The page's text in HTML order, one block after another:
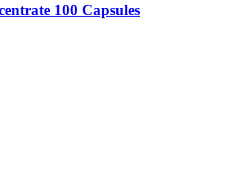
100 Capsules